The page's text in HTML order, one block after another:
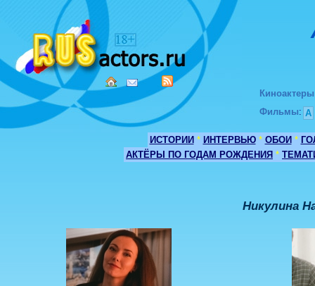
Киноактеры
Фильмы: А
ИСТОРИИ * ИНТЕРВЬЮ * ОБОИ *
АКТЁРЫ ПО ГОДАМ РОЖДЕНИЯ *
Никулина